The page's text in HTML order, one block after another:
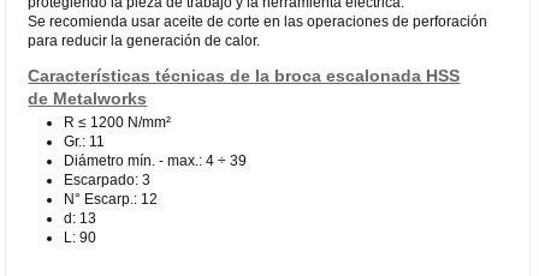
Se recomienda usar aceite de corte en las operaciones de perforación
para reducir la generación de calor.
Características técnicas de la broca escalonada HSS
de Metalworks
R ≤ 1200 N/mm²
Gr.: 11
Diámetro mín. - max.: 4 ÷ 39
Escarpado: 3
N° Escarp.: 12
d: 13
L: 90